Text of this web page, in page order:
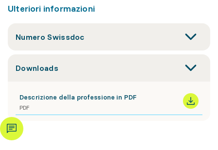
Ulteriori informazioni
Numero Swissdoc
Downloads
Descrizione della professione in PDF
PDF